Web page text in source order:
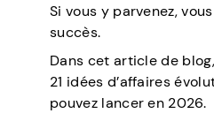
Si vous y parvenez,
succès.
Dans cet article de
21 idées d’affaires
pouvez lancer en 2026.